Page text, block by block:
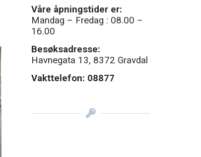
Våre åpningstider er:
Mandag – Fredag : 08.00 –
16.00
Besøksadresse:
Havnegata 13, 8372 Gravdal
Vakttelefon: 08877